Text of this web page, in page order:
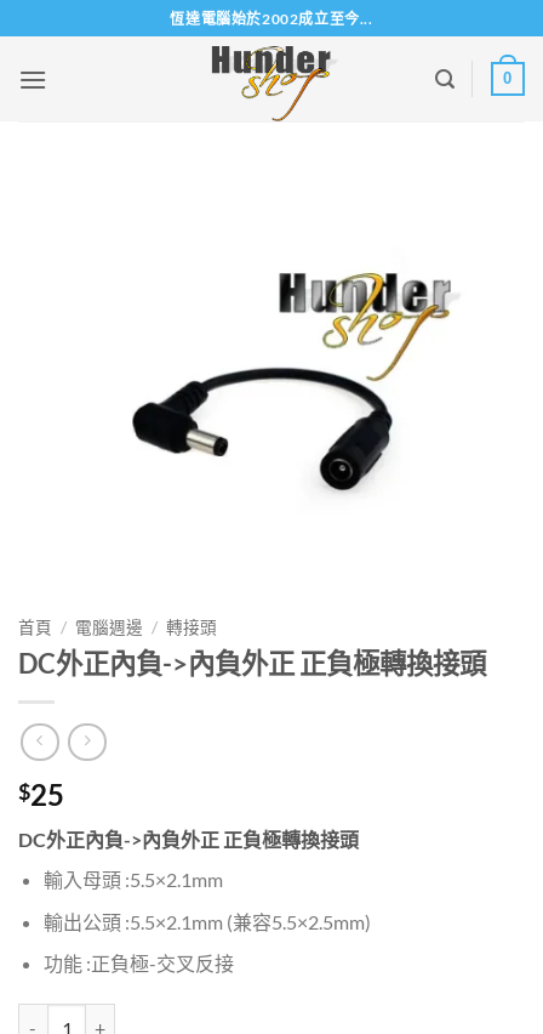
to
content
恆達電腦始於2002成立至今...
0
首頁 / 電腦週邊 / 轉接頭
DC外正內負->內負外正 正負極轉換接頭
$25
DC外正內負->內負外正 正負極轉換接頭
輸入母頭 :5.5×2.1mm
輸出公頭 :5.5×2.1mm (兼容5.5×2.5mm)
功能 :正負極-交叉反接